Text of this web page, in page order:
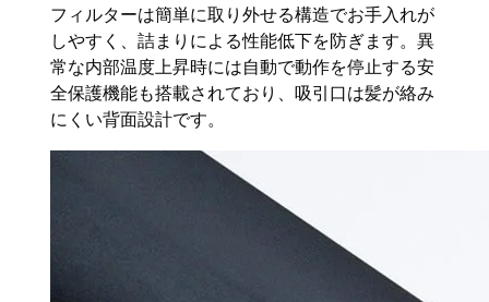
フィルターは簡単に取り外せる構造でお手入れが
しやすく、詰まりによる性能低下を防ぎます。異
常な内部温度上昇時には自動で動作を停止する安
全保護機能も搭載されており、吸引口は髪が絡み
にくい背面設計です。